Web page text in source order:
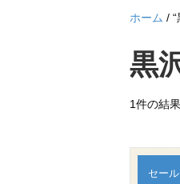
ホーム /
黒
1件の結
セール